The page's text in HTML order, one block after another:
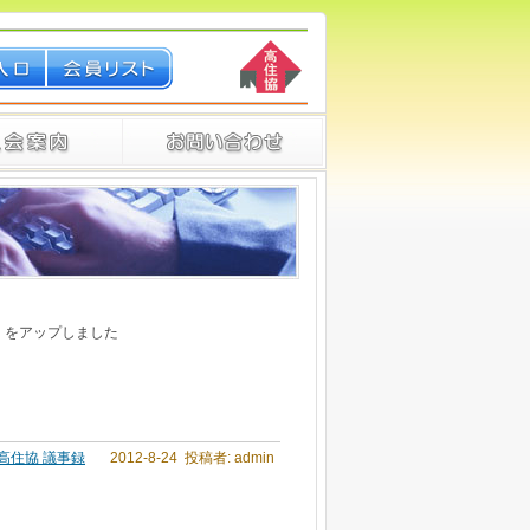
アップしました
住協 議事録 2012-8-24 投稿者: admin